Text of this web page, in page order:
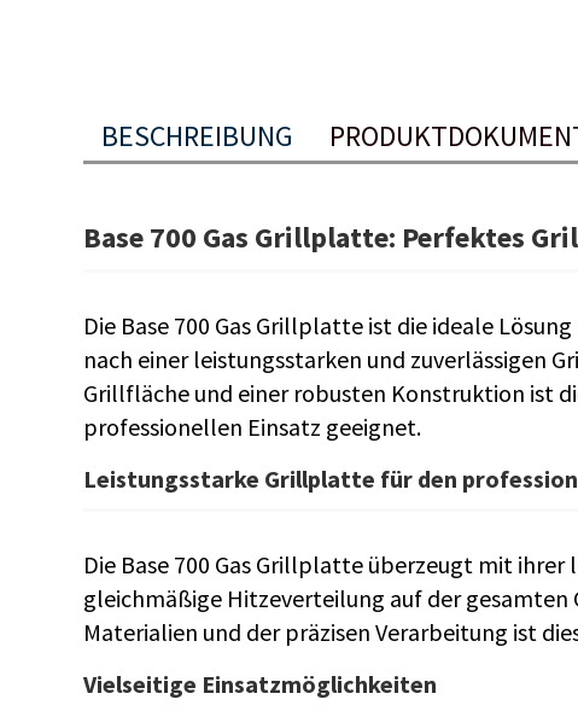
BESCHREIBUNG
Base 700 Gas Grillplatte: Perfektes
Die Base 700 Gas Grillplatte ist die ideale
nach einer leistungsstarken und zuverlässigen
Grillfläche und einer robusten Konstruktion ist
professionellen Einsatz geeignet.
Leistungsstarke Grillplatte für den
Die Base 700 Gas Grillplatte überzeugt mit
gleichmäßige Hitzeverteilung auf der
Materialien und der präzisen Verarbeitung ist
Vielseitige Einsatzmöglichkeiten